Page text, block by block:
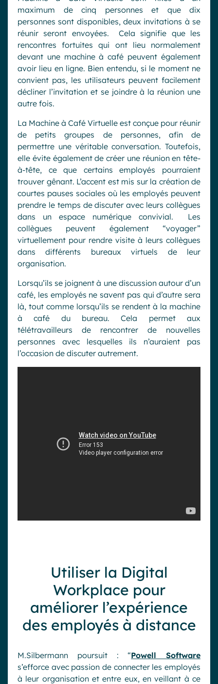
maximum de cinq personnes et que dix
personnes sont disponibles, deux invitations à se
réunir seront envoyées. Cela signifie que les
rencontres fortuites qui ont lieu normalement
devant une machine à café peuvent également
avoir lieu en ligne. Bien entendu, si le moment ne
convient pas, les utilisateurs peuvent facilement
décliner l’invitation et se joindre à la réunion une
autre fois.
La Machine à Café Virtuelle est conçue pour réunir
de petits groupes de personnes, afin de
permettre une véritable conversation. Toutefois,
elle évite également de créer une réunion en tête-
à-tête, ce que certains employés pourraient
trouver gênant. L’accent est mis sur la création de
courtes pauses sociales où les employés peuvent
prendre le temps de discuter avec leurs collègues
dans un espace numérique convivial. Les
collègues peuvent également “voyager”
virtuellement pour rendre visite à leurs collègues
dans différents bureaux virtuels de leur
organisation.
Lorsqu’ils se joignent à une discussion autour d’un
café, les employés ne savent pas qui d’autre sera
là, tout comme lorsqu’ils se rendent à la machine
à café du bureau. Cela permet aux
télétravailleurs de rencontrer de nouvelles
personnes avec lesquelles ils n’auraient pas
l’occasion de discuter autrement.
Utiliser la Digital
Workplace pour
améliorer l’expérience
des employés à distance
M.Silbermann poursuit : “Powell Software
s’efforce avec passion de connecter les employés
à leur organisation et entre eux, en veillant à ce